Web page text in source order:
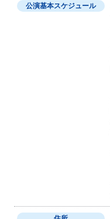
公演基本スケジュール